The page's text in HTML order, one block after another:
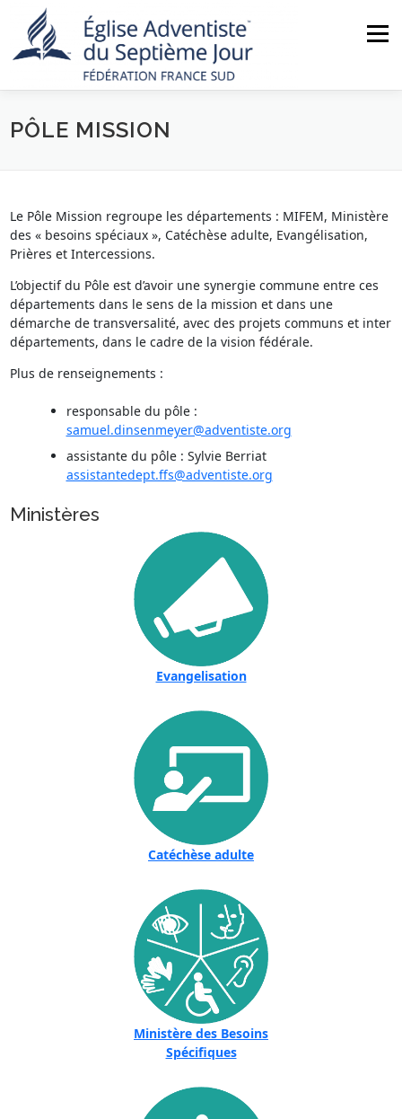
contenu
Menu
ACCUEIL NOUS CONNAÎTRE
BOUTIQUE CONTACT
PÔLE MISSION
Le Pôle Mission regroupe les départements : MIFEM, Ministère
des « besoins spéciaux », Catéchèse adulte, Evangélisation,
Prières et Intercessions.
L’objectif du Pôle est d’avoir une synergie commune entre ces
départements dans le sens de la mission et dans une
démarche de transversalité, avec des projets communs et inter
départements, dans le cadre de la vision fédérale.
Plus de renseignements :
responsable du pôle :
samuel.dinsenmeyer@adventiste.org
assistante du pôle : Sylvie Berriat
assistantedept.ffs@adventiste.org
Ministères
Evangelisation
Catéchèse adulte
Ministère des Besoins
Spécifiques